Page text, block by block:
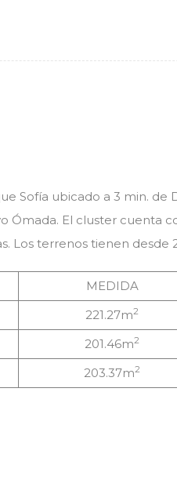
Sofía ubicado a 3 min. de
Ómada. El cluster cuenta
Los terrenos tienen desde
MEDIDA
221.27m2
201.46m2
203.37m2